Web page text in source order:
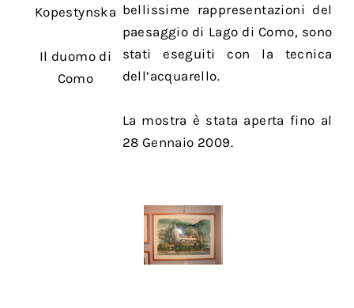
Kopestynska
Il duomo di
Como
bellissime rappresentazioni del
paesaggio di Lago di Como, sono
stati eseguiti con la tecnica
dell’acquarello.
La mostra è stata aperta fino al
28 Gennaio 2009.